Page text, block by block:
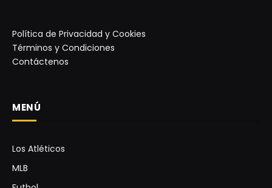
Política de Privacidad y Cookies
Términos y Condiciones
Contáctenos
MENÚ
Los Atléticos
MLB